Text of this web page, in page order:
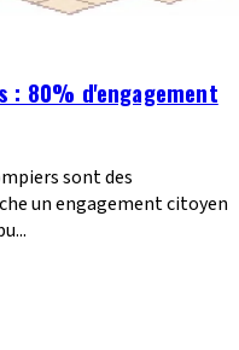
: 80% d'engagement
sont des
un engagement citoyen